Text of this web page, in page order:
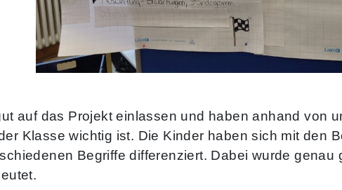
auf das Projekt einlassen und haben anhand von
Klasse wichtig ist. Die Kinder haben sich mit den
Begriffe differenziert. Dabei wurde